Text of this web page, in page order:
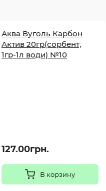
Аква Вуголь Карбон
Актив 20гр(сорбент,
1гр-1л води) №10
127.00грн.
В корзину